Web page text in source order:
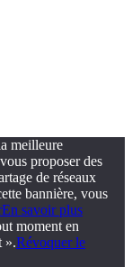
meilleure
proposer des
de réseaux
bannière, vous
En savoir plus
moment en
».Révoquer le